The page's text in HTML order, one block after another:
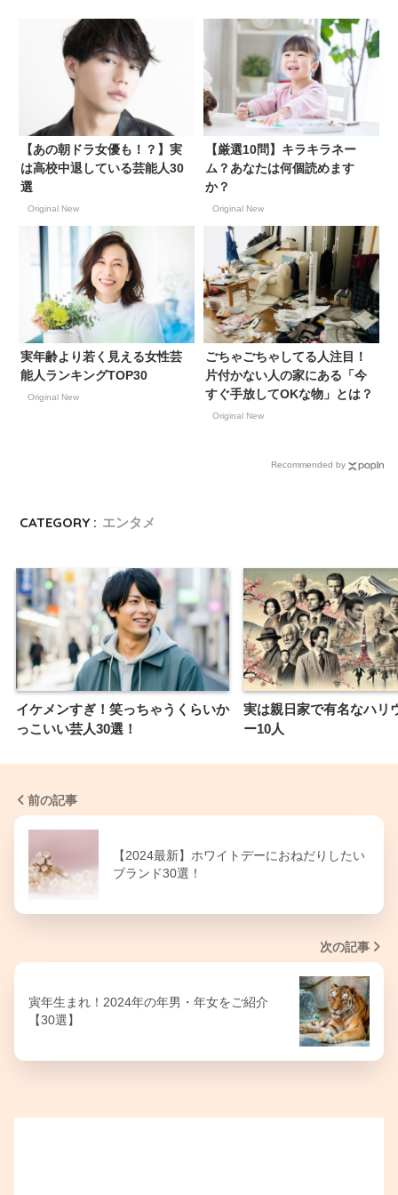
【あの朝ドラ女優も！？】実
は高校中退している芸能人30
選
Original New
【厳選10問】キラキラネー
ム？あなたは何個読めます
か？
Original New
実年齢より若く見える女性芸
能人ランキングTOP30
Original New
ごちゃごちゃしてる人注目！
片付かない人の家にある「今
すぐ手放してOKな物」とは？
Original New
Recommended by
CATEGORY : エンタメ
イケメンすぎ！笑っちゃうくらいか
っこいい芸人30選！
実は親日家で有名なハリ
ー10人
前の記事
【2024最新】ホワイトデーにおねだりしたい
ブランド30選！
次の記事
寅年生まれ！2024年の年男・年女をご紹介
【30選】